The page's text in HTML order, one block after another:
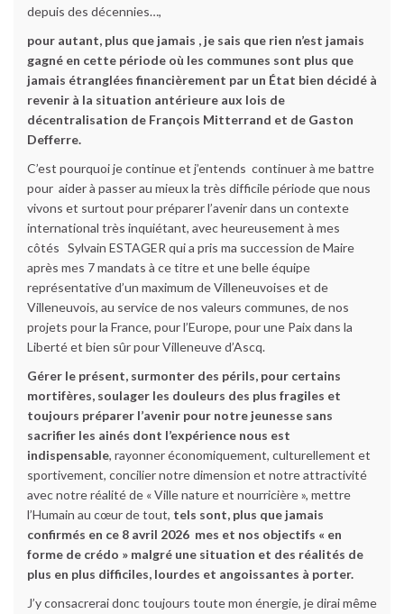
depuis des décennies…,
pour autant, plus que jamais , je sais que rien n’est jamais
gagné en cette période où les communes sont plus que
jamais étranglées financièrement par un État bien décidé à
revenir à la situation antérieure aux lois de
décentralisation de François Mitterrand et de Gaston
Defferre.
C’est pourquoi je continue et j’entends continuer à me battre
pour aider à passer au mieux la très difficile période que nous
vivons et surtout pour préparer l’avenir dans un contexte
international très inquiétant, avec heureusement à mes
côtés Sylvain ESTAGER qui a pris ma succession de Maire
après mes 7 mandats à ce titre et une belle équipe
représentative d’un maximum de Villeneuvoises et de
Villeneuvois, au service de nos valeurs communes, de nos
projets pour la France, pour l’Europe, pour une Paix dans la
Liberté et bien sûr pour Villeneuve d’Ascq.
Gérer le présent, surmonter des périls, pour certains
mortifères, soulager les douleurs des plus fragiles et
toujours préparer l’avenir pour notre jeunesse sans
sacrifier les ainés dont l’expérience nous est
indispensable, rayonner économiquement, culturellement et
sportivement, concilier notre dimension et notre attractivité
avec notre réalité de « Ville nature et nourricière », mettre
l’Humain au cœur de tout, tels sont, plus que jamais
confirmés en ce 8 avril 2026 mes et nos objectifs « en
forme de crédo » malgré une situation et des réalités de
plus en plus difficiles, lourdes et angoissantes à porter.
J’y consacrerai donc toujours toute mon énergie, je dirai même